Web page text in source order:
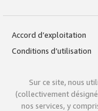
Accord d’exploitation
Conditions d’utilisation
Sur ce site, nous
(collectivement
nos services, y